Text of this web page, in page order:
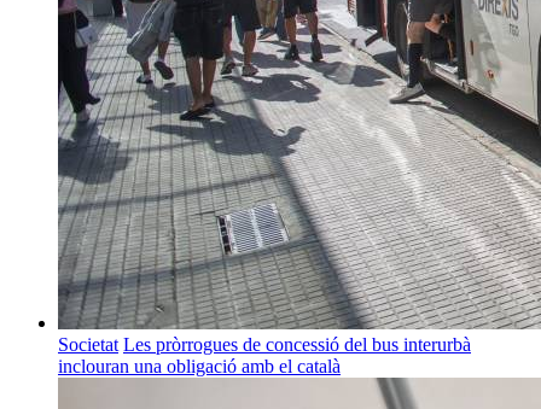
Societat Les pròrrogues de concessió del bus interurbà
inclouran una obligació amb el català